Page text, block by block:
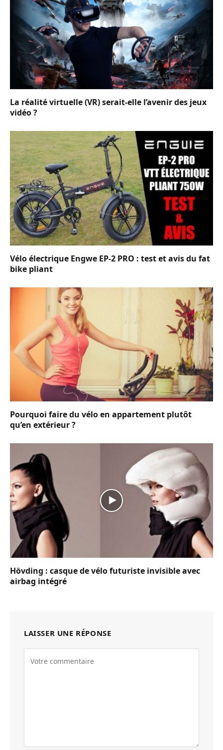
La réalité virtuelle (VR) serait-elle l’avenir des jeux
vidéo ?
Vélo électrique Engwe EP-2 PRO : test et avis du fat
bike pliant
Pourquoi faire du vélo en appartement plutôt
qu’en extérieur ?
Hövding : casque de vélo futuriste invisible avec
airbag intégré
LAISSER UNE RÉPONSE